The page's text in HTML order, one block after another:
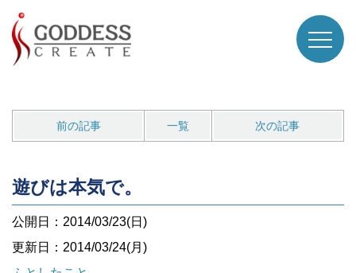
前の記事 一覧 次の記事
遊びは本気で。
公開日：2014/03/23(日)
更新日：2014/03/24(月)